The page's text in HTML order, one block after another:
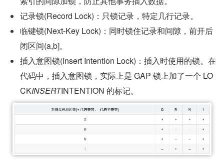
记录锁(Record Lock)：只锁记录，特定几行记录。
临键锁(Next-Key Lock)：同时锁住记录和间隙，前开后
闭区间(a,b]。
插入意图锁(Insert Intention Lock)：插入时使用的锁。在
代码中，插入意图锁，实际上是 GAP 锁上加了一个 LO
CKINSERTINTENTION 的标记。